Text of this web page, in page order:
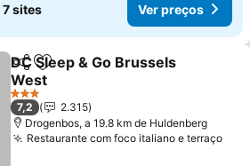
7 sites Ver preços
PartilharAdicionar aos favoritos
DC Sleep & Go Brussels
West
3 Estrelas
7,2
2.315
Drogenbos, a 19.8 km de Huldenberg
Restaurante com foco italiano e terraço